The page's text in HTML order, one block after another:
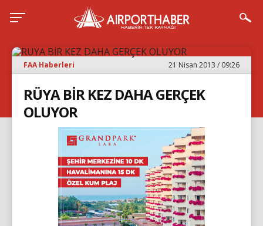
FAA Haberleri 21 Nisan 2013 / 09:26
RÜYA BİR KEZ DAHA GERÇEK
OLUYOR